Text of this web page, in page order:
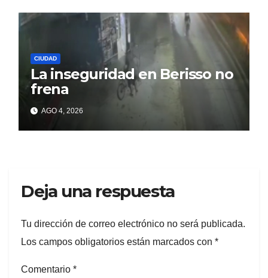
CIUDAD
La inseguridad en Berisso no
frena
AGO 4, 2026
Deja una respuesta
Tu dirección de correo electrónico no será publicada.
Los campos obligatorios están marcados con *
Comentario *